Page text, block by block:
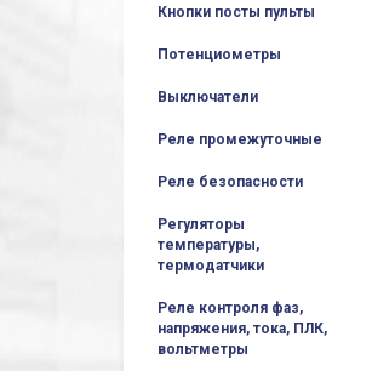
Кнопки посты пульты
Потенциометры
Выключатели
Реле промежуточные
Реле безопасности
Регуляторы
температуры,
термодатчики
Реле контроля фаз,
напряжения, тока, ПЛК,
вольтметры